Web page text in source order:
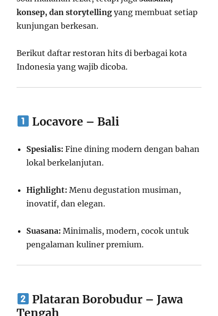
konsep, dan storytelling yang membuat setiap
kunjungan berkesan.
Berikut daftar restoran hits di berbagai kota
Indonesia yang wajib dicoba.
Locavore – Bali
Spesialis: Fine dining modern dengan bahan
lokal berkelanjutan.
Highlight: Menu degustation musiman,
inovatif, dan elegan.
Suasana: Minimalis, modern, cocok untuk
pengalaman kuliner premium.
Plataran Borobudur – Jawa
Tengah